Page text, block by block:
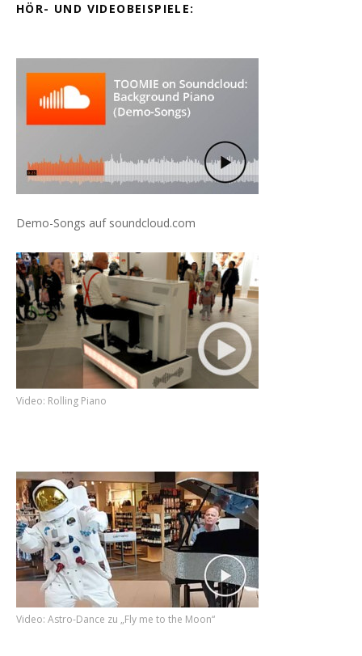
HÖR- UND VIDEOBEISPIELE:
Demo-Songs auf soundcloud.com
Video: Rolling Piano
Video: Astro-Dance zu „Fly me to the Moon“